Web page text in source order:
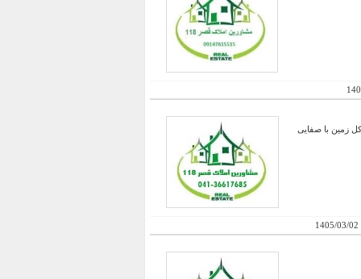
زمین با صفایی
1405/03/02